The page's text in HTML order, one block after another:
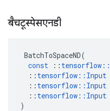
बैचटूस्पेसएनडी
BatchToSpaceND(
const
:: tensorflow ::
:: tensorflow :: Input
:: tensorflow :: Input
:: tensorflow :: Input
)